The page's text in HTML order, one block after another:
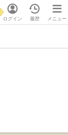
ログイン 履歴 メニュー